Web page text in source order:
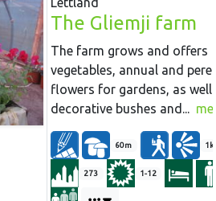
The Gliemji farm
The farm grows and offers
vegetables, annual and
flowers for gardens, as well
decorative bushes and...
60m
273 1-12